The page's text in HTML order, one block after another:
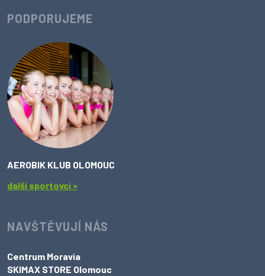
PODPORUJEME
AEROBIK KLUB OLOMOUC
další sportovci »
NAVŠTĚVUJÍ NÁS
Centrum Moravia
SKIMAX STORE Olomouc